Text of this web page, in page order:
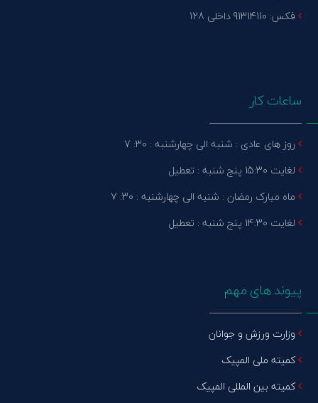
فکس: 91314110 داخلی 128
ساعات کار
روز های عادی : شنبه الی چهارشنبه : 30: 7
لغایت 15:30 پنج شنبه : تعطیل
ماه مبارک رمضان : شنبه الی چهارشنبه : 30: 7
لغایت 14:30 پنج شنبه : تعطیل
پیوند های مهم
وزارت ورزش و جوانان
کمیته ملی المپیک
کمیته بین المللی المپیک